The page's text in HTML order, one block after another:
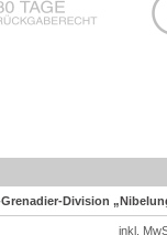
Division
inkl.